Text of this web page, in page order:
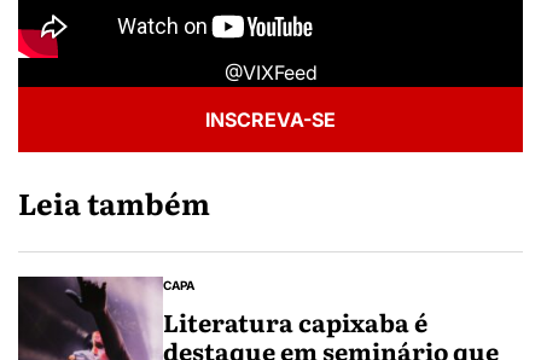
@VIXFeed
INSCREVA-SE
Leia também
CAPA
Literatura capixaba é
destaque em seminário que